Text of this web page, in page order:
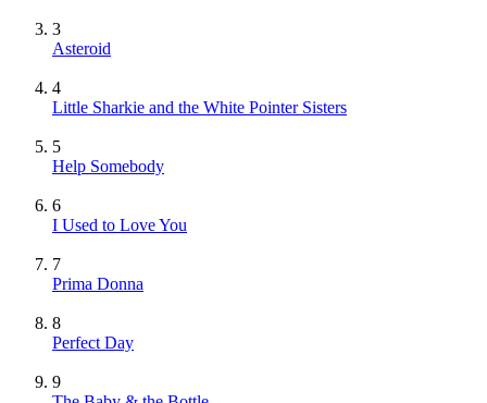
3
Asteroid
4
Little Sharkie and the White Pointer Sisters
5
Help Somebody
6
I Used to Love You
7
Prima Donna
8
Perfect Day
9